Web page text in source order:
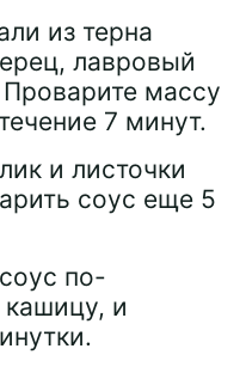
из терна
лавровый
массу
7 минут.
и листочки
соус еще 5
по-
кашицу, и